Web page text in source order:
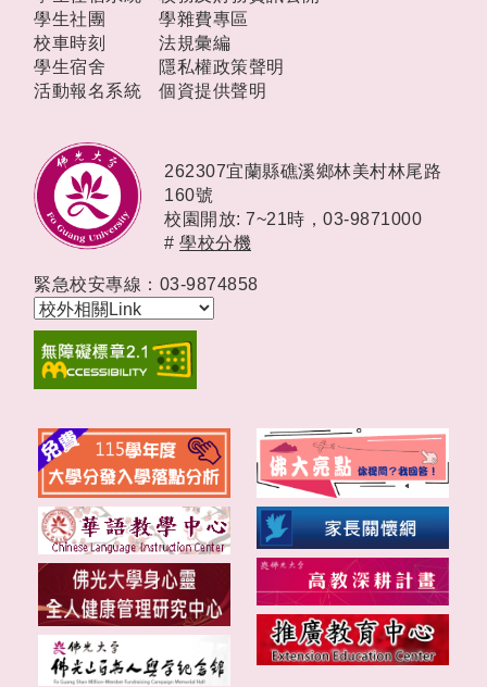
學生社團
校車時刻
學生宿舍
活動報名系統
學雜費專區
法規彙編
隱私權政策聲明
個資提供聲明
262307宜蘭縣礁溪鄉林美村林尾路
160號
校園開放: 7~21時， 03-9871000
# 學校分機
緊急校安專線：03-9874858